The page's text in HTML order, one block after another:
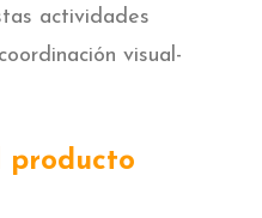
actividades
visual-
producto